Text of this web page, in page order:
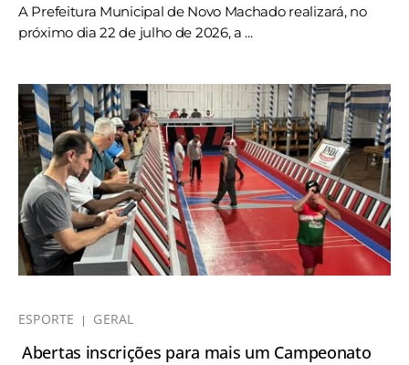
A Prefeitura Municipal de Novo Machado realizará, no
próximo dia 22 de julho de 2026, a ...
ESPORTE GERAL
Abertas inscrições para mais um Campeonato